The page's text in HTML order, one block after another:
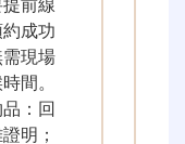
成功
現場
間。
：回
明；